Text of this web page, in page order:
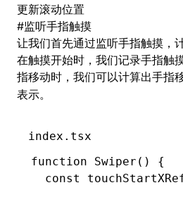
更新滚动位置
#监听手指触摸
让我们首先通过监听手指触摸，
在触摸开始时，我们记录手指触
指移动时，我们可以计算出手指
表示。
index.tsx
function Swiper () {
  const